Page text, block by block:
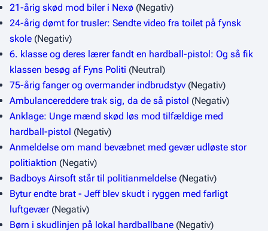
21-årig skød mod biler i Nexø (Negativ)
24-årig dømt for trusler: Sendte video fra toilet på fynsk
skole (Negativ)
6. klasse og deres lærer fandt en hardball-pistol: Og så fik
klassen besøg af Fyns Politi (Neutral)
75-årig fanger og overmander indbrudstyv(Negativ)
Ambulancereddere trak sig, da de så pistol (Negativ)
Anklage: Unge mænd skød løs mod tilfældige med
hardball-pistol (Negativ)
Anmeldelse om mand bevæbnet med gevær udløste stor
politiaktion (Negativ)
Badboys Airsoft står til politianmeldelse (Negativ)
Bytur endte brat - Jeff blev skudt i ryggen med farligt
luftgevær(Negativ)
Børn i skudlinjen på lokal hardballbane (Negativ)